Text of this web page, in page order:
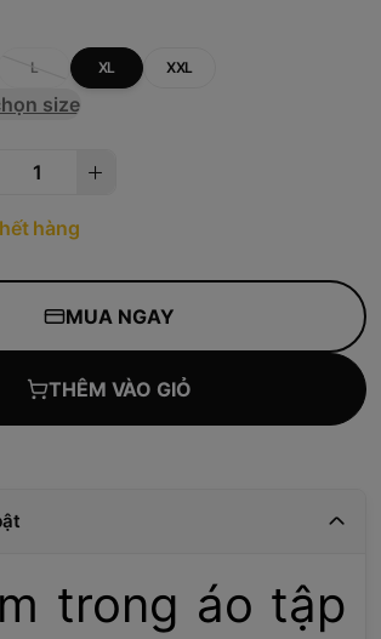
L XL XXL
size
hàng
MUA NGAY
THÊM VÀO GIỎ
trong áo tập